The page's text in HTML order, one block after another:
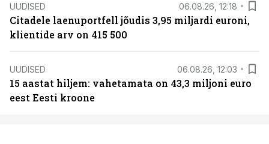
UUDISED 06.08.26, 12:18
Citadele laenuportfell jõudis 3,95 miljardi euroni,
klientide arv on 415 500
UUDISED 06.08.26, 12:03
15 aastat hiljem: vahetamata on 43,3 miljoni euro
eest Eesti kroone